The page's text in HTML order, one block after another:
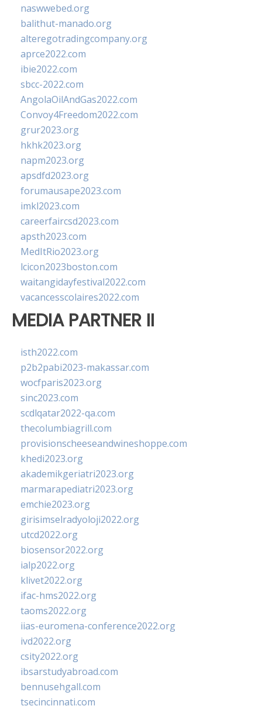
naswwebed.org
balithut-manado.org
alteregotradingcompany.org
aprce2022.com
ibie2022.com
sbcc-2022.com
AngolaOilAndGas2022.com
Convoy4Freedom2022.com
grur2023.org
hkhk2023.org
napm2023.org
apsdfd2023.org
forumausape2023.com
imkl2023.com
careerfaircsd2023.com
apsth2023.com
MedItRio2023.org
lcicon2023boston.com
waitangidayfestival2022.com
vacancesscolaires2022.com
MEDIA PARTNER II
isth2022.com
p2b2pabi2023-makassar.com
wocfparis2023.org
sinc2023.com
scdlqatar2022-qa.com
thecolumbiagrill.com
provisionscheeseandwineshoppe.com
khedi2023.org
akademikgeriatri2023.org
marmarapediatri2023.org
emchie2023.org
girisimselradyoloji2022.org
utcd2022.org
biosensor2022.org
ialp2022.org
klivet2022.org
ifac-hms2022.org
taoms2022.org
iias-euromena-conference2022.org
ivd2022.org
csity2022.org
ibsarstudyabroad.com
bennusehgall.com
tsecincinnati.com